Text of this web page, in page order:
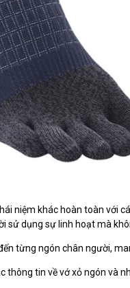
niệm khác hoàn toàn với
sử dụng sự linh hoạt mà
từng ngón chân người,
thông tin về vớ xỏ ngón và